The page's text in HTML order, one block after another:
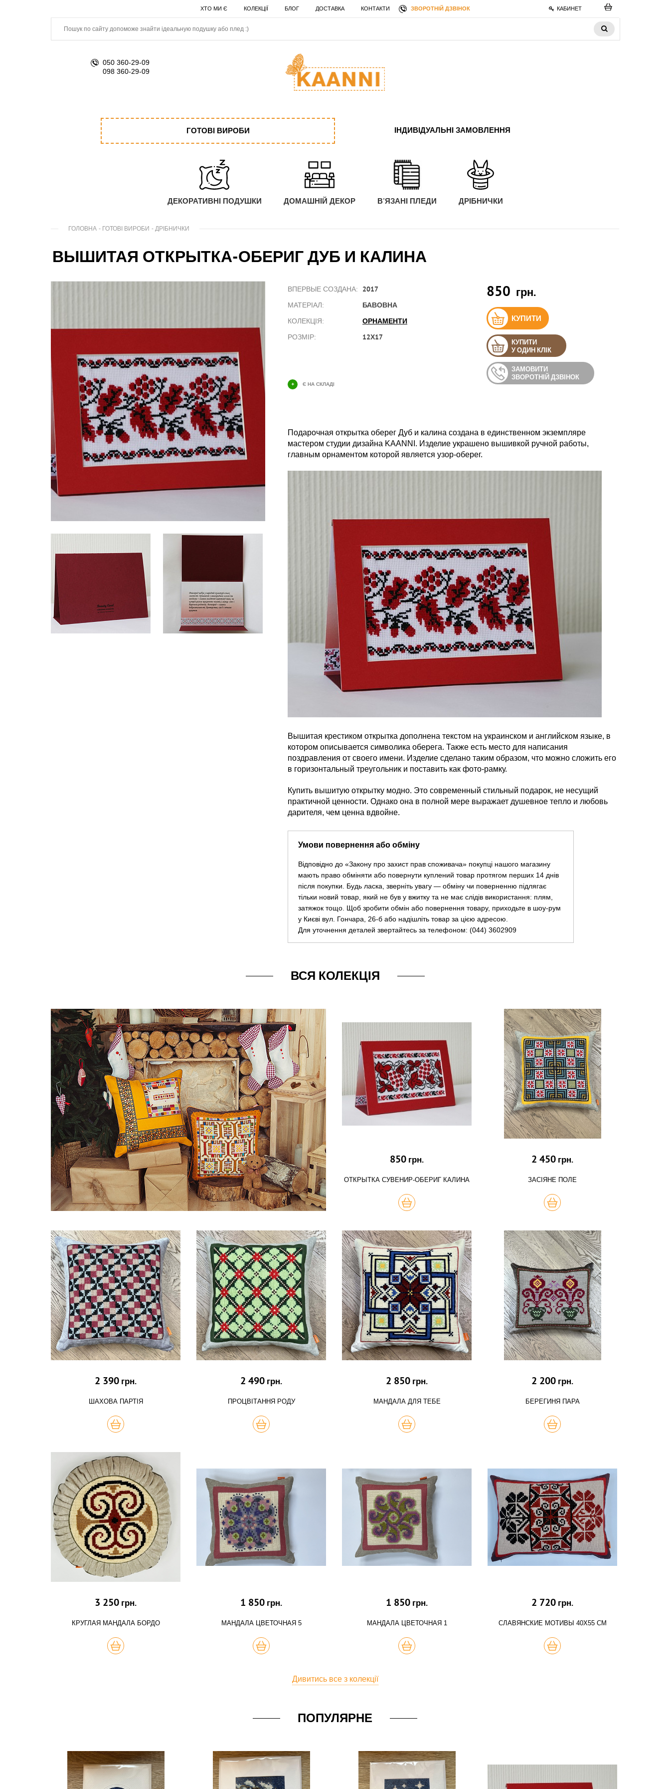
ХТО МИ Є КОЛЕКЦІЇ БЛОГ ДОСТАВКА КОНТАКТИ ЗВОРОТНІЙ ДЗВІНОК КАБИНЕТ
050 360-29-09
098 360-29-09
ГОТОВІ ВИРОБИ ІНДИВІДУАЛЬНІ ЗАМОВЛЕННЯ
ДЕКОРАТИВНІ ПОДУШКИ ДОМАШНІЙ ДЕКОР В'ЯЗАНІ ПЛЕДИ ДРІБНИЧКИ
ГОЛОВНА - ГОТОВІ ВИРОБИ - ДРІБНИЧКИ
ВЫШИТАЯ ОТКРЫТКА-ОБЕРИГ ДУБ И КАЛИНА
ВПЕРВЫЕ СОЗДАНА: 2017
МАТЕРІАЛ: БАВОВНА
КОЛЕКЦІЯ: ОРНАМЕНТИ
РОЗМІР: 12Х17
850 грн.
КУПИТИ
КУПИТИ
У ОДИН КЛІК
ЗАМОВИТИ
ЗВОРОТНІЙ ДЗВІНОК
+ Є НА СКЛАДІ
Подарочная открытка оберег Дуб и калина создана в единственном экземпляре
мастером студии дизайна KAANNI. Изделие украшено вышивкой ручной работы,
главным орнаментом которой является узор-оберег.
Вышитая крестиком открытка дополнена текстом на украинском и английском языке, в
котором описывается символика оберега. Также есть место для написания
поздравления от своего имени. Изделие сделано таким образом, что можно сложить его
в горизонтальный треугольник и поставить как фото-рамку.
Купить вышитую открытку модно. Это современный стильный подарок, не несущий
практичной ценности. Однако она в полной мере выражает душевное тепло и любовь
дарителя, чем ценна вдвойне.
Умови повернення або обміну
Відповідно до «Закону про захист прав споживача» покупці нашого магазину
мають право обміняти або повернути куплений товар протягом перших 14 днів
після покупки. Будь ласка, зверніть увагу — обміну чи поверненню підлягає
тільки новий товар, який не був у вжитку та не має слідів використання: плям,
затяжок тощо. Щоб зробити обмін або повернення товару, приходьте в шоу-рум
у Києві вул. Гончара, 26-б або надішліть товар за цією адресою.
Для уточнення деталей звертайтесь за телефоном: (044) 3602909
ВСЯ КОЛЕКЦІЯ
850 грн.
ОТКРЫТКА СУВЕНИР-ОБЕРИГ КАЛИНА
КУПИТЬ
2 450 грн.
ЗАСІЯНЕ ПОЛЕ
КУПИТЬ
2 390 грн.
ШАХОВА ПАРТІЯ
КУПИТЬ
2 490 грн.
ПРОЦВІТАННЯ РОДУ
КУПИТЬ
2 850 грн.
МАНДАЛА ДЛЯ ТЕБЕ
КУПИТЬ
2 200 грн.
БЕРЕГИНЯ ПАРА
КУПИТЬ
3 250 грн.
КРУГЛАЯ МАНДАЛА БОРДО
КУПИТЬ
1 850 грн.
МАНДАЛА ЦВЕТОЧНАЯ 5
КУПИТЬ
1 850 грн.
МАНДАЛА ЦВЕТОЧНАЯ 1
КУПИТЬ
2 720 грн.
СЛАВЯНСКИЕ МОТИВЫ 40Х55 СМ
КУПИТЬ
Дивитись все з колекції
ПОПУЛЯРНЕ